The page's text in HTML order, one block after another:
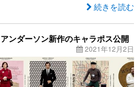
続きを読む
ンダーソン新作のキャラポス公開
2021年12月2日